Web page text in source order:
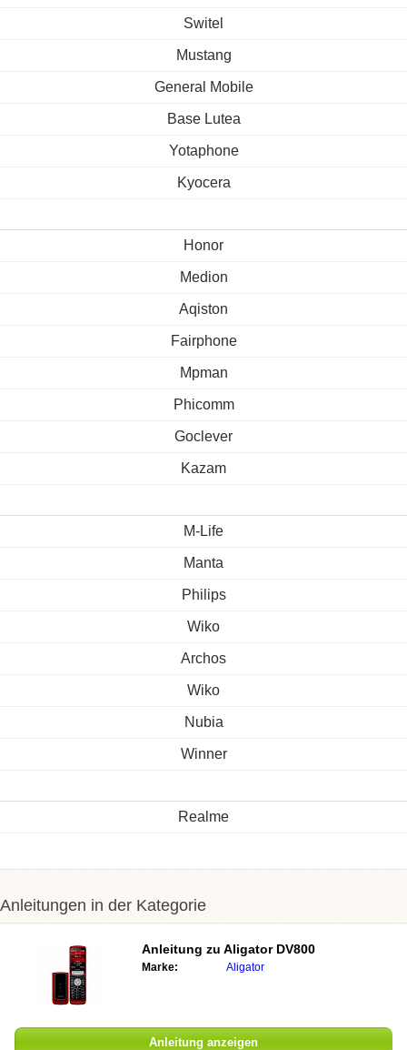
Switel
Mustang
General Mobile
Base Lutea
Yotaphone
Kyocera
Honor
Medion
Aqiston
Fairphone
Mpman
Phicomm
Goclever
Kazam
M-Life
Manta
Philips
Wiko
Archos
Wiko
Nubia
Winner
Realme
Anleitungen in der Kategorie
Anleitung zu Aligator DV800
Marke: Aligator
Anleitung anzeigen